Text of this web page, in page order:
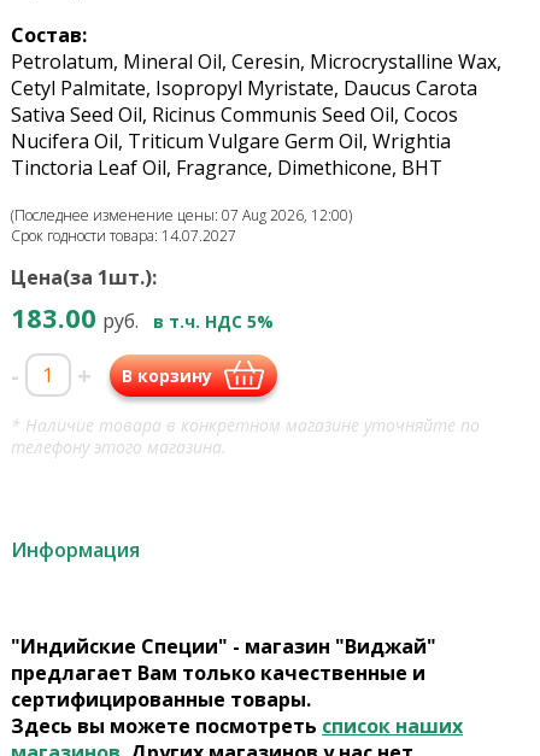
Состав:
Petrolatum, Mineral Oil, Ceresin, Microcrystalline Wax,
Cetyl Palmitate, Isopropyl Myristate, Daucus Carota
Sativa Seed Oil, Ricinus Communis Seed Oil, Cocos
Nucifera Oil, Triticum Vulgare Germ Oil, Wrightia
Tinctoria Leaf Oil, Fragrance, Dimethicone, BHT
(Последнее изменение цены: 07 Aug 2026, 12:00)
Срок годности товара: 14.07.2027
Цена(за 1шт.):
183.00 руб. в т.ч. НДС 5%
- + В корзину
* Наличие товара в конкретном магазине уточняйте по
телефону этого магазина.
Информация
"Индийские Специи" - магазин "Виджай"
предлагает Вам только качественные и
сертифицированные товары.
Здесь вы можете посмотреть список наших